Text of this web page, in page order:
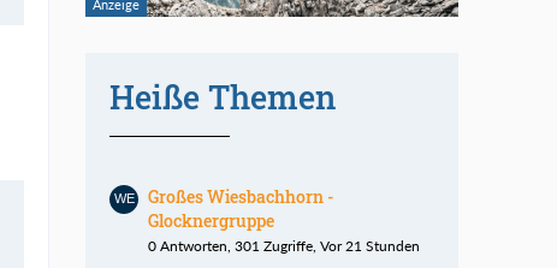
Heiße Themen
Großes Wiesbachhorn -
Glocknergruppe
0 Antworten, 301 Zugriffe, Vor 21 Stunden